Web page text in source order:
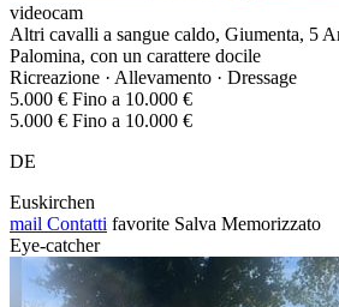
videocam
Altri cavalli a sangue caldo, Giumenta, 5
Palomina, con un carattere docile
Ricreazione · Allevamento · Dressage
5.000 € Fino a 10.000 €
5.000 € Fino a 10.000 €
DE
Euskirchen
mail Contatti favorite Salva Memorizzato
Eye-catcher